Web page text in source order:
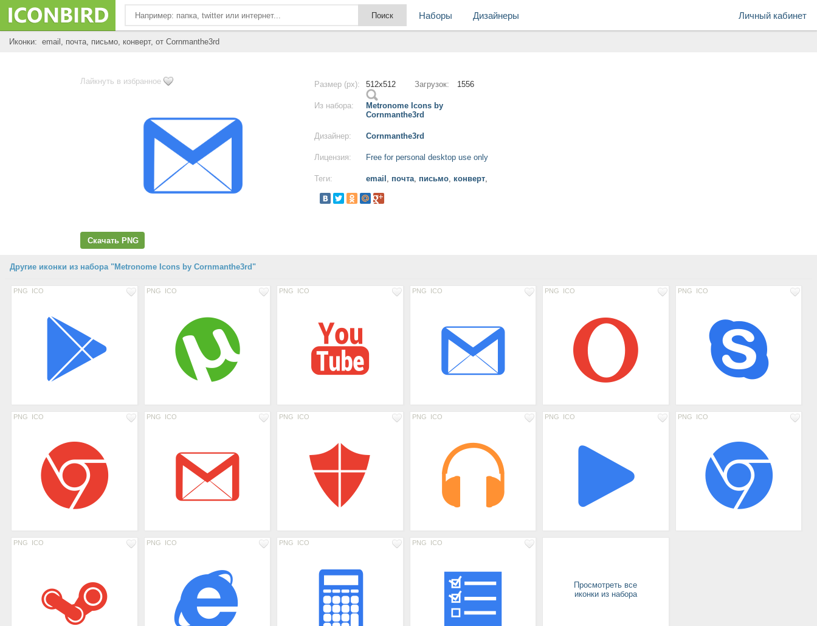
Личный кабинет
Наборы Дизайнеры
Иконки: email, почта, письмо, конверт, от Cornmanthe3rd
Лайкнуть в избранное
Скачать PNG
Размер (px): 512x512 Загрузок: 1556
Из набора:
Metronome Icons by
Cornmanthe3rd
Дизайнер: Cornmanthe3rd
Лицензия: Free for personal desktop use only
Теги: email , почта, письмо, конверт,
Другие иконки из набора "Metronome Icons by Cornmanthe3rd"
PNG ICO PNG ICO PNG ICO PNG ICO PNG ICO PNG ICO
PNG ICO PNG ICO PNG ICO PNG ICO PNG ICO PNG ICO
PNG ICO PNG ICO PNG ICO PNG ICO
Просмотреть все
иконки из набора